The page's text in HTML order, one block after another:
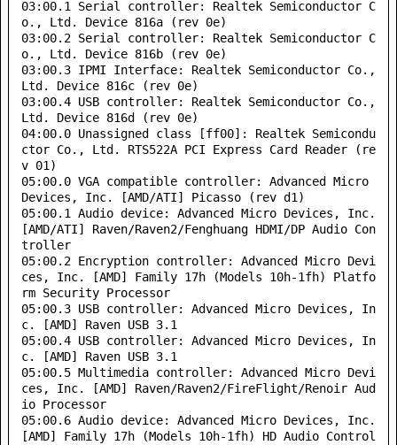
03:00.1 Serial controller: Realtek Semiconductor C
o., Ltd. Device 816a (rev 0e)
03:00.2 Serial controller: Realtek Semiconductor C
o., Ltd. Device 816b (rev 0e)
03:00.3 IPMI Interface: Realtek Semiconductor Co.,
Ltd. Device 816c (rev 0e)
03:00.4 USB controller: Realtek Semiconductor Co.,
Ltd. Device 816d (rev 0e)
04:00.0 Unassigned class [ff00]: Realtek Semicondu
ctor Co., Ltd. RTS522A PCI Express Card Reader (re
v 01)
05:00.0 VGA compatible controller: Advanced Micro
Devices, Inc. [AMD/ATI] Picasso (rev d1)
05:00.1 Audio device: Advanced Micro Devices, Inc.
[AMD/ATI] Raven/Raven2/Fenghuang HDMI/DP Audio Con
troller
05:00.2 Encryption controller: Advanced Micro Devi
ces, Inc. [AMD] Family 17h (Models 10h-1fh) Platfo
rm Security Processor
05:00.3 USB controller: Advanced Micro Devices, In
c. [AMD] Raven USB 3.1
05:00.4 USB controller: Advanced Micro Devices, In
c. [AMD] Raven USB 3.1
05:00.5 Multimedia controller: Advanced Micro Devi
ces, Inc. [AMD] Raven/Raven2/FireFlight/Renoir Aud
io Processor
05:00.6 Audio device: Advanced Micro Devices, Inc.
[AMD] Family 17h (Models 10h-1fh) HD Audio Control